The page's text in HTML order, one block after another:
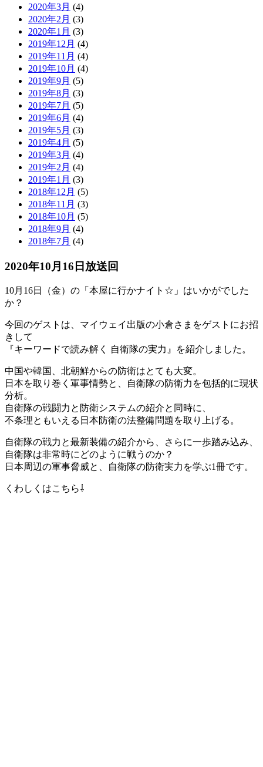
2020年3月 (4)
2020年2月 (3)
2020年1月 (3)
2019年12月 (4)
2019年11月 (4)
2019年10月 (4)
2019年9月 (5)
2019年8月 (3)
2019年7月 (5)
2019年6月 (4)
2019年5月 (3)
2019年4月 (5)
2019年3月 (4)
2019年2月 (4)
2019年1月 (3)
2018年12月 (5)
2018年11月 (3)
2018年10月 (5)
2018年9月 (4)
2018年7月 (4)
2020年10月16日放送回
10月16日（金）の「本屋に行かナイト☆」はいかがでした
か？
今回のゲストは、マイウェイ出版の小倉さまをゲストにお招
きして
『キーワードで読み解く 自衛隊の実力』を紹介しました。
中国や韓国、北朝鮮からの防衛はとても大変。
日本を取り巻く軍事情勢と、自衛隊の防衛力を包括的に現状
分析。
自衛隊の戦闘力と防衛システムの紹介と同時に、
不条理ともいえる日本防衛の法整備問題を取り上げる。
自衛隊の戦力と最新装備の紹介から、さらに一歩踏み込み、
自衛隊は非常時にどのように戦うのか？
日本周辺の軍事脅威と、自衛隊の防衛実力を学ぶ1冊です。
くわしくはこちら⇩